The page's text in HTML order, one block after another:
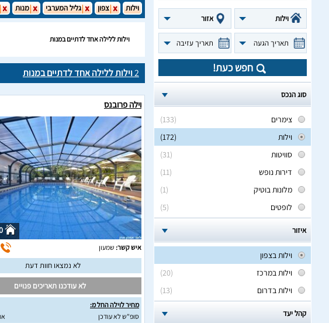
וילות אזור
תאריך הגעה תאריך עזיבה
חפש כעת!
סוג הנכס
(133)
צימרים
(172)
וילות
(31)
סוויטות
(11)
דירות נופש
(1)
מלונות בוטיק
(5)
לופטים
איזור
וילות בצפון
(20)
וילות במרכז
(13)
וילות בדרום
קהל יעד
וילות צפון גליל המערבי מנות
וילות ללילה אחד לדתיים במנות
2וילות ללילה אחד לדתיים במנות
וילה פרובנס
10
איש קשר: שמעון
לא נמצאו חוות דעת
לא עודכנו תאריכים פנויים
מחיר לוילה החל מ:
סופ"ש לא עודכן